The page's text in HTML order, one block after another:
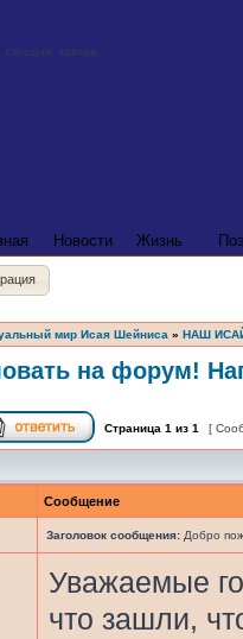
Новости Жизнь
мир Исая Шейниса » НАШ
на форум!
Страница 1 из 1 [
Сообщение
Заголовок сообщения: Добро
Уважаемые
что зашли,